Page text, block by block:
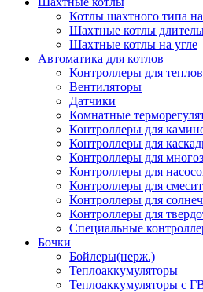
Котлы шахтного типа
Шахтные котлы
Шахтные котлы на угле
Автоматика для котлов
Контроллеры для
Вентиляторы
Датчики
Комнатные
Контроллеры для
Контроллеры для
Контроллеры для
Контроллеры для
Контроллеры для
Контроллеры для
Контроллеры для
Специальные
Бочки
Бойлеры(нерж.)
Теплоаккумуляторы
Теплоаккумуляторы с